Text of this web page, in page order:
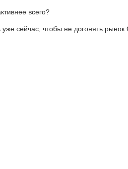
всего?
сейчас, чтобы не догонять рынок